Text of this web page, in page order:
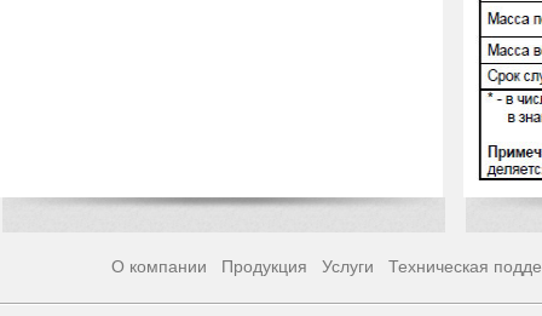
О компании Продукция Услуги Техническая